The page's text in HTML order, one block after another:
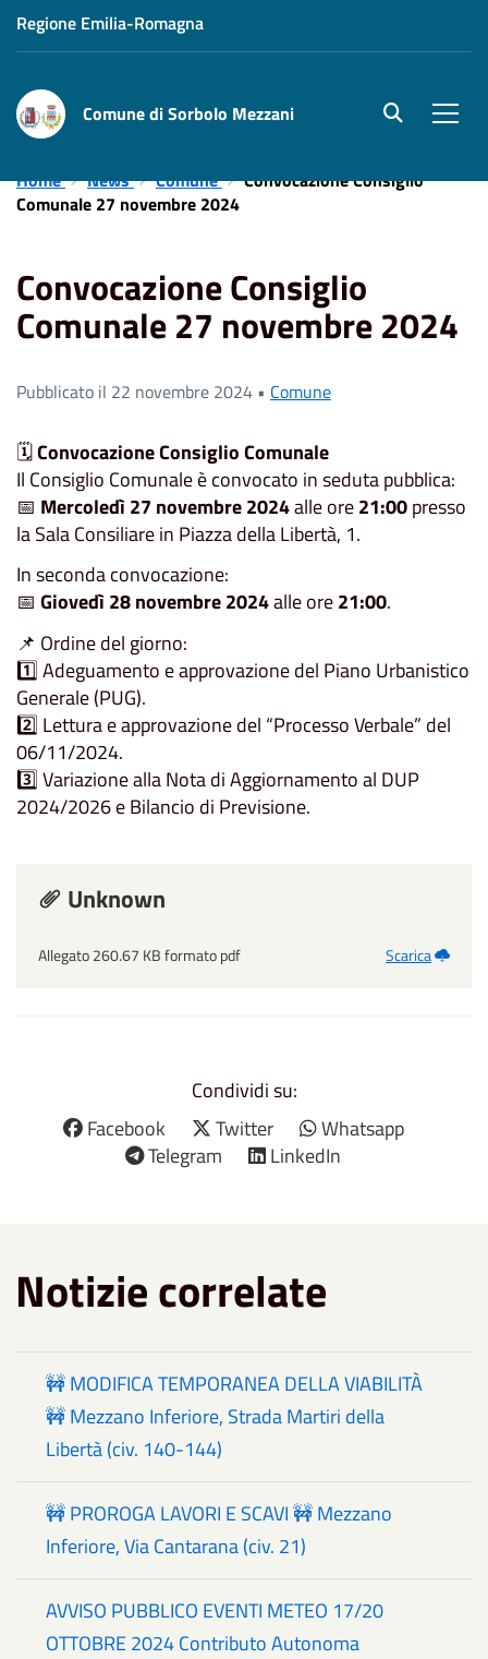
Regione Emilia-Romagna
Comune di Sorbolo Mezzani site.searc
Home News Comune
Convocazione Consiglio
Comunale 27 novembre 2024
Convocazione Consiglio
Comunale 27 novembre 2024
Pubblicato il 22 novembre 2024 • Comune
🗓️Convocazione Consiglio Comunale
Il Consiglio Comunale è convocato in seduta pubblica:
📅 Mercoledì 27 novembre 2024alle ore21:00presso
la Sala Consiliare in Piazza della Libertà, 1.
In seconda convocazione:
📅 Giovedì 28 novembre 2024alle ore21:00.
📌 Ordine del giorno:
1️⃣ Adeguamento e approvazione del Piano Urbanistico
Generale (PUG).
2️⃣ Lettura e approvazione del “Processo Verbale” del
06/11/2024.
3️⃣ Variazione alla Nota di Aggiornamento al DUP
2024/2026 e Bilancio di Previsione.
Unknown
Allegato 260.67 KB formato pdf Scarica
Condividi su:
Facebook
Twitter
Whatsapp
Telegram
LinkedIn
Notizie correlate
🚧 MODIFICA TEMPORANEA DELLA VIABILITÀ
🚧 Mezzano Inferiore, Strada Martiri della
Libertà (civ. 140-144)
🚧 PROROGA LAVORI E SCAVI 🚧 Mezzano
Inferiore, Via Cantarana (civ. 21)
AVVISO PUBBLICO EVENTI METEO 17/20
OTTOBRE 2024 Contributo Autonoma